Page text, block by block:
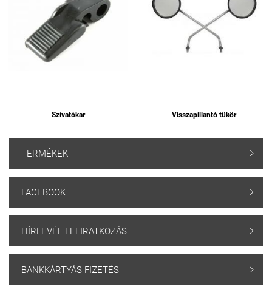
Szívatókar Visszapillantó tükör
TERMÉKEK 
FACEBOOK 
HÍRLEVÉL FELIRATKOZÁS 
BANKKÁRTYÁS FIZETÉS 